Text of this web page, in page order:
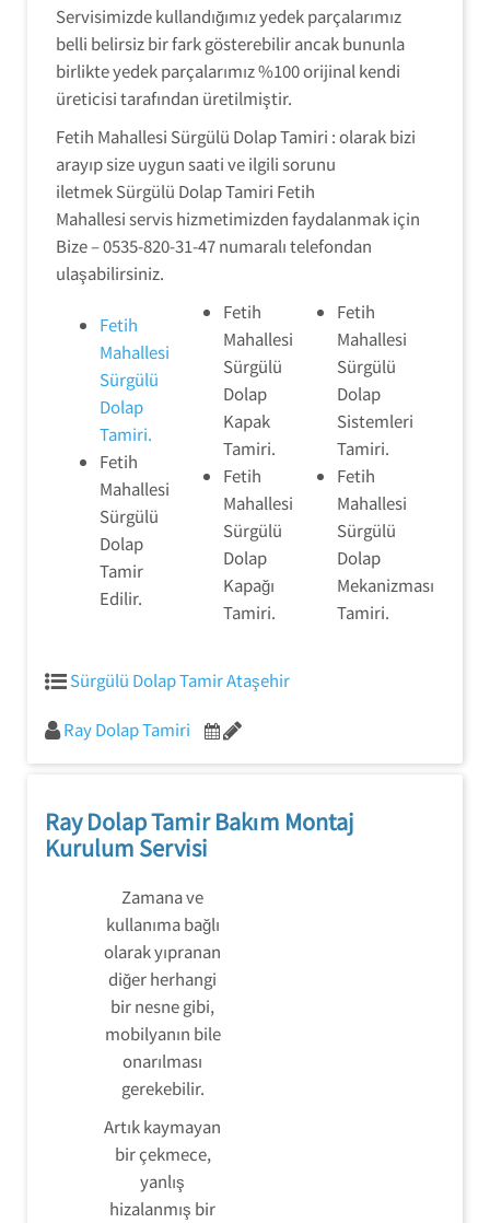
Servisimizde kullandığımız yedek parçalarımız
belli belirsiz bir fark gösterebilir ancak bununla
birlikte yedek parçalarımız %100 orijinal kendi
üreticisi tarafından üretilmiştir.
Fetih Mahallesi Sürgülü Dolap Tamiri : olarak bizi
arayıp size uygun saati ve ilgili sorunu
iletmek Sürgülü Dolap Tamiri Fetih
Mahallesi servis hizmetimizden faydalanmak için
Bize – 0535-820-31-47 numaralı telefondan
ulaşabilirsiniz.
Fetih
Mahallesi
Sürgülü
Dolap
Tamiri.
Fetih
Mahallesi
Sürgülü
Dolap
Tamir
Edilir.
Fetih
Mahallesi
Sürgülü
Dolap
Kapak
Tamiri.
Fetih
Mahallesi
Sürgülü
Dolap
Kapağı
Tamiri.
Fetih
Mahallesi
Sürgülü
Dolap
Sistemleri
Tamiri.
Fetih
Mahallesi
Sürgülü
Dolap
Mekanizması
Tamiri.
Sürgülü Dolap Tamir Ataşehir
Ray Dolap Tamiri
Ray Dolap Tamir Bakım Montaj
Kurulum Servisi
Zamana ve
kullanıma bağlı
olarak yıpranan
diğer herhangi
bir nesne gibi,
mobilyanın bile
onarılması
gerekebilir.
Artık kaymayan
bir çekmece,
yanlış
hizalanmış bir